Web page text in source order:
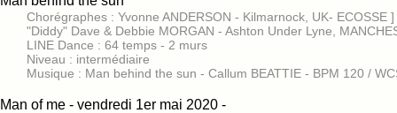
Chorégraphes : Yvonne ANDERSON - Kilmarnock, UK- ECOSSE ]
"Diddy" Dave & Debbie MORGAN - Ashton Under Lyne,
LINE Dance : 64 temps - 2 murs
Niveau : intermédiaire
Musique : Man behind the sun - Callum BEATTIE - BPM 120 /
Man of me - vendredi 1er mai 2020 -